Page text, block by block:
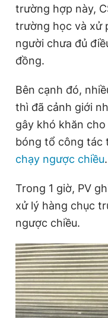
t
T
i
m
o
n
trường hợp này,
trường học và xử
người chưa đủ
đồng.
Bên cạnh đó,
thì đã cảnh giới
gây khó khăn
bóng tổ công tác
chạy ngược chiều.
Trong 1 giờ, PV
xử lý hàng chục
ngược chiều.